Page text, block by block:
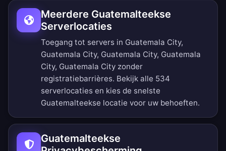
Meerdere Guatemalteekse
Serverlocaties
Toegang tot servers in Guatemala City,
Guatemala City, Guatemala City, Guatemala
City, Guatemala City zonder
registratiebarrières. Bekijk alle 534
serverlocaties en kies de snelste
Guatemalteekse locatie voor uw behoeften.
Guatemalteekse